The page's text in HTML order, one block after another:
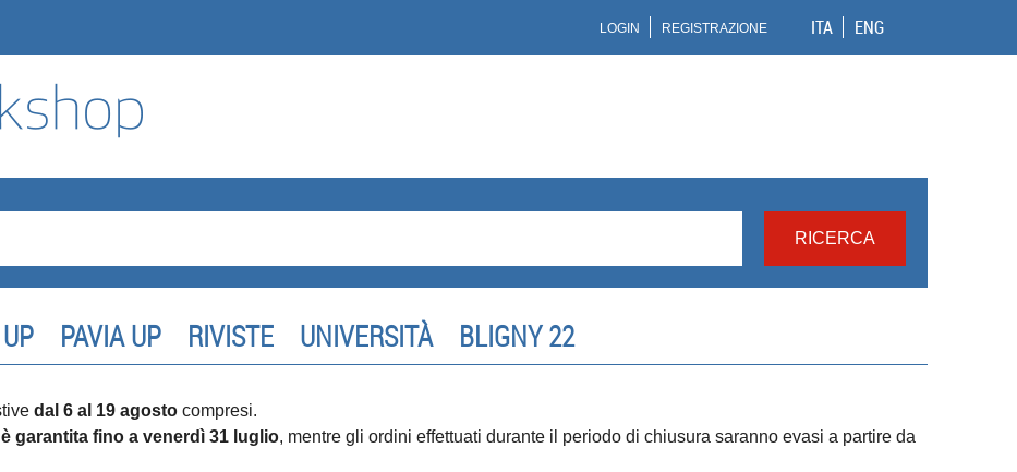
ITA ENG
LOGIN REGISTRAZIONE
PAVIA UP RIVISTE UNIVERSITÀ BLIGNY 22
dal 6 al 19 agosto compresi.
garantita fino a venerdì 31 luglio, mentre gli ordini effettuati durante il periodo di chiusura saranno evasi a partire da